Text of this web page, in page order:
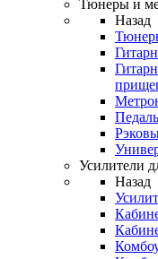
Тюнеры и
Назад
Усилители
Назад